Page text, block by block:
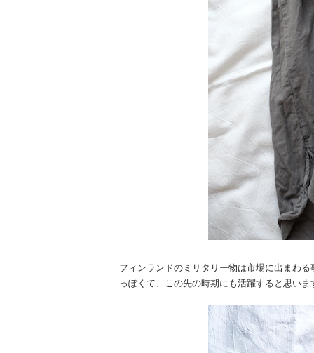
フィンランドのミリタリー物は市場に出まわ
っぽくて、この先の時期にも活躍すると思いま